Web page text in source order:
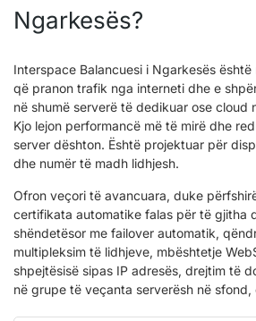
Ngarkesës?
Interspace Balancuesi i Ngarkesës
që pranon trafik nga interneti dhe e
në shumë serverë të dedikuar ose cloud
Kjo lejon performancë më të mirë dhe
server dështon. Është projektuar për
dhe numër të madh lidhjesh.
Ofron veçori të avancuara, duke
certifikata automatike falas për të gjitha
shëndetësor me failover automatik,
multipleksim të lidhjeve, mbështetje
shpejtësisë sipas IP adresës, drejtim të
në grupe të veçanta serverësh në sfond,